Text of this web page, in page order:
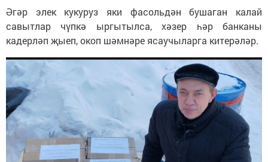
Әгәр элек кукуруз яки фасольдән бушаган калай
савытлар чүпкә ыргытылса, хәзер һәр банканы
кадерләп җыеп, окоп шәмнәре ясаучыларга китерәләр.